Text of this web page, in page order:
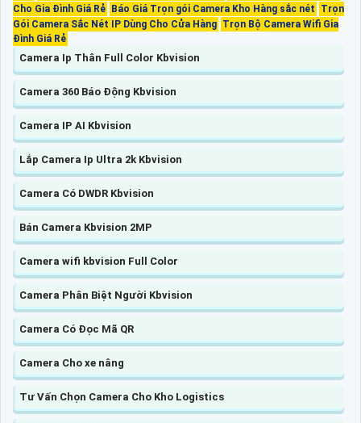
Cho Gia Đình Giá Rẻ Báo Giá Trọn gói Camera Kho Hàng sắc nét
Trọn
Gói Camera Sắc Nét IP Dùng Cho Cửa Hàng Trọn Bộ Camera Wifi Gia
Đình Giá Rẻ
Camera Ip Thân Full Color Kbvision
Camera 360 Báo Động Kbvision
Camera IP AI Kbvision
Lắp Camera Ip Ultra 2k Kbvision
Camera Có DWDR Kbvision
Bán Camera Kbvision 2MP
Camera wifi kbvision Full Color
Camera Phân Biệt Người Kbvision
Camera Có Đọc Mã QR
Camera Cho xe nâng
Tư Vấn Chọn Camera Cho Kho Logistics